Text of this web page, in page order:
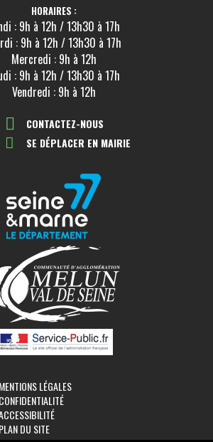
HORAIRES :
: 9h à 12h / 13h30 à 17h
: 9h à 12h / 13h30 à 17h
Mercredi : 9h à 12h
: 9h à 12h / 13h30 à 17h
Vendredi : 9h à 12h
CONTACTEZ-NOUS
SE DÉPLACER EN MAIRIE
MENTIONS LÉGALES
CONFIDENTIALITÉ
PLAN DU SITE